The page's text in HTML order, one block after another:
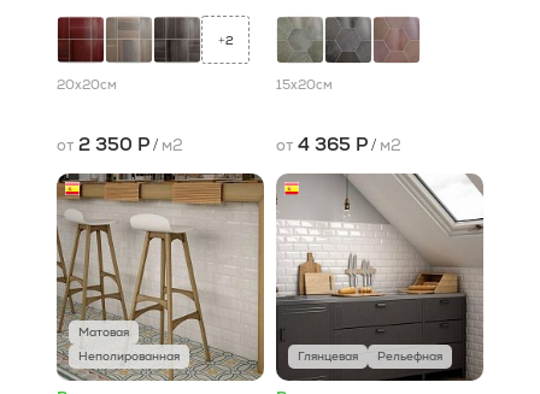
+2
20x20см
от 2 350 Р/ м2
15x20см
от 4 365 Р/ м2
Матовая
Неполированная
Глянцевая Рельефная